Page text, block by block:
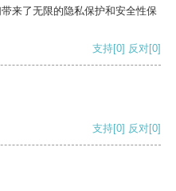
来了无限的隐私保护和安全性保
支持[0] 反对[0]
支持[0] 反对[0]